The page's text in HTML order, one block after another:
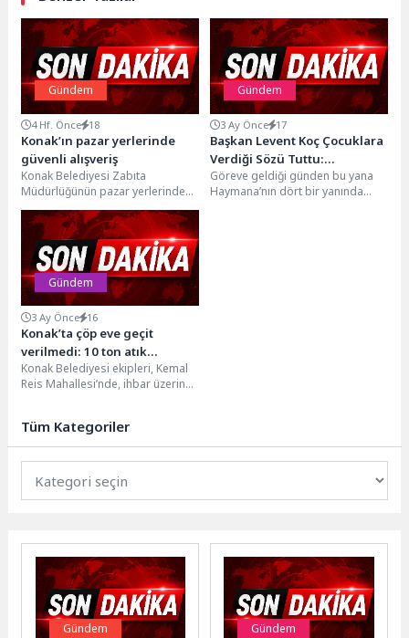
Gündem
4 Hf. Önce 18
Konak’ın pazar yerlerinde
güvenli alışveriş
Konak Belediyesi Zabıta
Müdürlüğünün pazar yerlerinde
hizmet veren “Tartı ve Ölçüm
Kontrol Noktası” ile evdeki...
Gündem
3 Ay Önce 17
Başkan Levent Koç Çocuklara
Verdiği Sözü Tuttu:
Haymana’ya İlk Kez Şişme
Oyun Parkı Kuruldu
Göreve geldiği günden bu yana
Haymana’nın dört bir yanında
Gündem
3 Ay Önce 16
Konak’ta çöp eve geçit
verilmedi: 10 ton atık
çıkarıldı
Konak Belediyesi ekipleri, Kemal
Reis Mahallesi’nde, ihbar üzerine
tehdit...
Tüm Kategoriler
Gündem Gündem